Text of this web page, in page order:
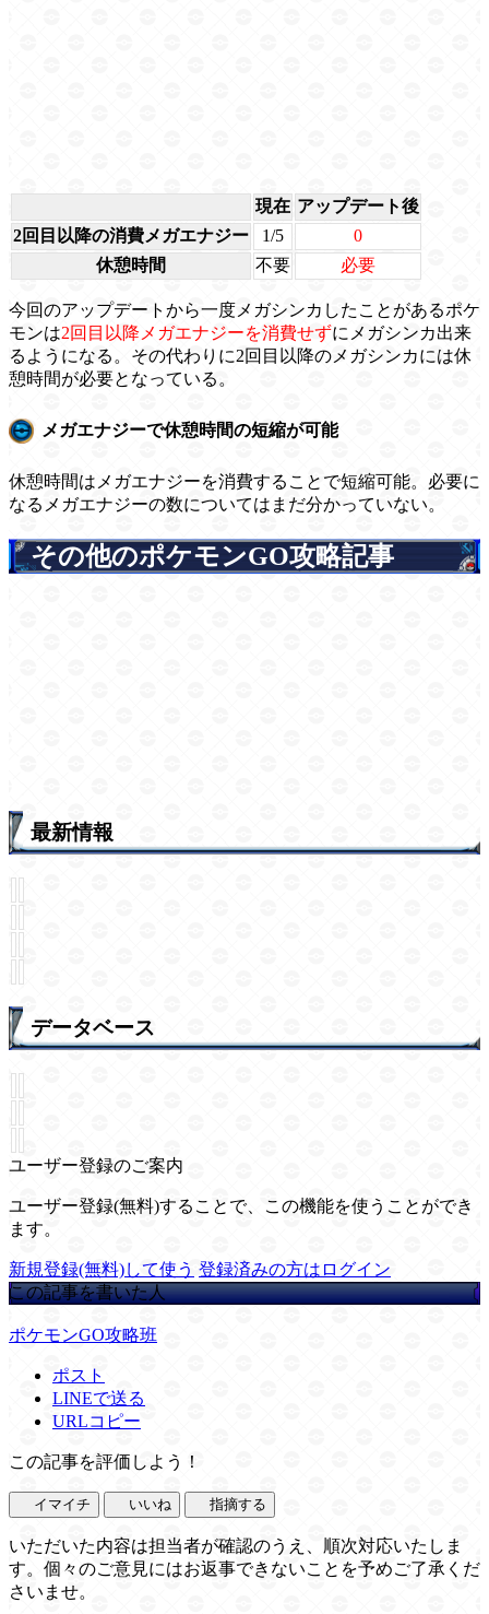
現在 アップデート後
2回目以降の消費メガエナジー
1/5
0
休憩時間
不要 必要
今回のアップデートから一度メガシンカしたことがあるポケ
モンは2回目以降メガエナジーを消費せずにメガシンカ出来
るようになる。その代わりに2回目以降のメガシンカには休
憩時間が必要となっている。
メガエナジーで休憩時間の短縮が可能
休憩時間はメガエナジーを消費することで短縮可能。必要に
なるメガエナジーの数についてはまだ分かっていない。
その他のポケモンGO攻略記事
最新情報
データベース
ユーザー登録のご案内
ユーザー登録(無料)することで、この機能を使うことができ
ます。
新規登録(無料)して使う 登録済みの方はログイン
この記事を書いた人
ポケモンGO攻略班
ポスト
LINEで送る
URLコピー
この記事を評価しよう！
イマイチ いいね 指摘する
いただいた内容は担当者が確認のうえ、順次対応いたしま
す。個々のご意見にはお返事できないことを予めご了承くだ
さいませ。